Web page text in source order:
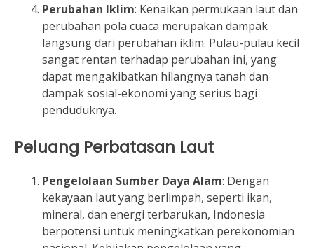
Perubahan Iklim: Kenaikan permukaan laut dan
perubahan pola cuaca merupakan dampak
langsung dari perubahan iklim. Pulau-pulau kecil
sangat rentan terhadap perubahan ini, yang
dapat mengakibatkan hilangnya tanah dan
dampak sosial-ekonomi yang serius bagi
penduduknya.
Peluang Perbatasan Laut
Pengelolaan Sumber Daya Alam: Dengan
kekayaan laut yang berlimpah, seperti ikan,
mineral, dan energi terbarukan, Indonesia
berpotensi untuk meningkatkan perekonomian